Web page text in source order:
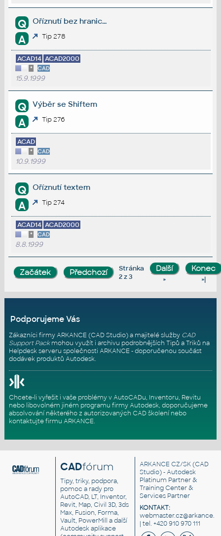
Q Oříznutí bez hranic...
A Tip 278
ACAD14 ACAD2000
* CAD
15.9.1999
Q Výběr se Shiftem
A Tip 276
ACAD
* CAD
10.9.1999
Q Oříznutí textem
A Tip 274
ACAD14 ACAD2000
* CAD
8.8.1999
Stránka
2 z 3
» »|
Podporujeme Vás
Zákazníci firmy ARKANCE (CAD Studio) a majitelé služby CAD
Support Packmohou využít i archivu podrobnějších Tipů a Triků na
Helpdesk serveru společnosti ARKANCE - doporučenou součást
dodávek produktů Autodesk.
Chcete-li vyřešit i vaše problémy v AutoCADu, Inventoru, Revitu
nebo libovolném jiném programu firmy Autodesk, doporučujeme
absolvování některého z autorizovaných CAD školenínebo
kontaktujte firmu ARKANCE.
CADfórum
Tipy, triky, podpora,
pomoc a rady pro
AutoCAD, LT, Inventor,
Revit, Map, Civil 3D, 3ds
Max, Fusion, Forma,
Vault, PowerMill a další
Autodesk aplikace
ARKANCE CZ/SK(CAD
Studio) - Autodesk
Platinum Partner &
Training Center &
Services Partner
KONTAKT:
| tel. +420 910 970 111